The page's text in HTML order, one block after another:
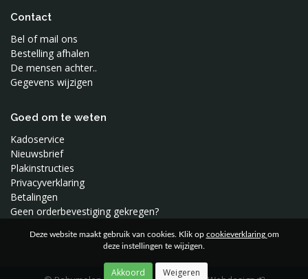
Deze website maakt gebruik van cookies. Klik op cookieverklaring om
deze instellingen te wijzigen.
Contact
Bel of mail ons
Bestelling afhalen
De mensen achter..
Gegevens wijzigen
Goed om te weten
Kadoservice
Nieuwsbrief
Plakinstructies
Privacyverklaring
Betalingen
Geen orderbevestiging gekregen?